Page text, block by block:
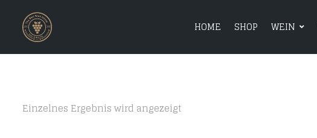
HOME SHOP WEIN
Einzelnes Ergebnis wird angezeigt